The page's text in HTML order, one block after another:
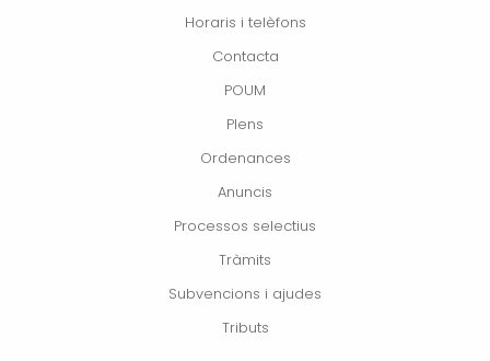
Horaris i telèfons
Contacta
POUM
Plens
Ordenances
Anuncis
Processos selectius
Tràmits
Subvencions i ajudes
Tributs